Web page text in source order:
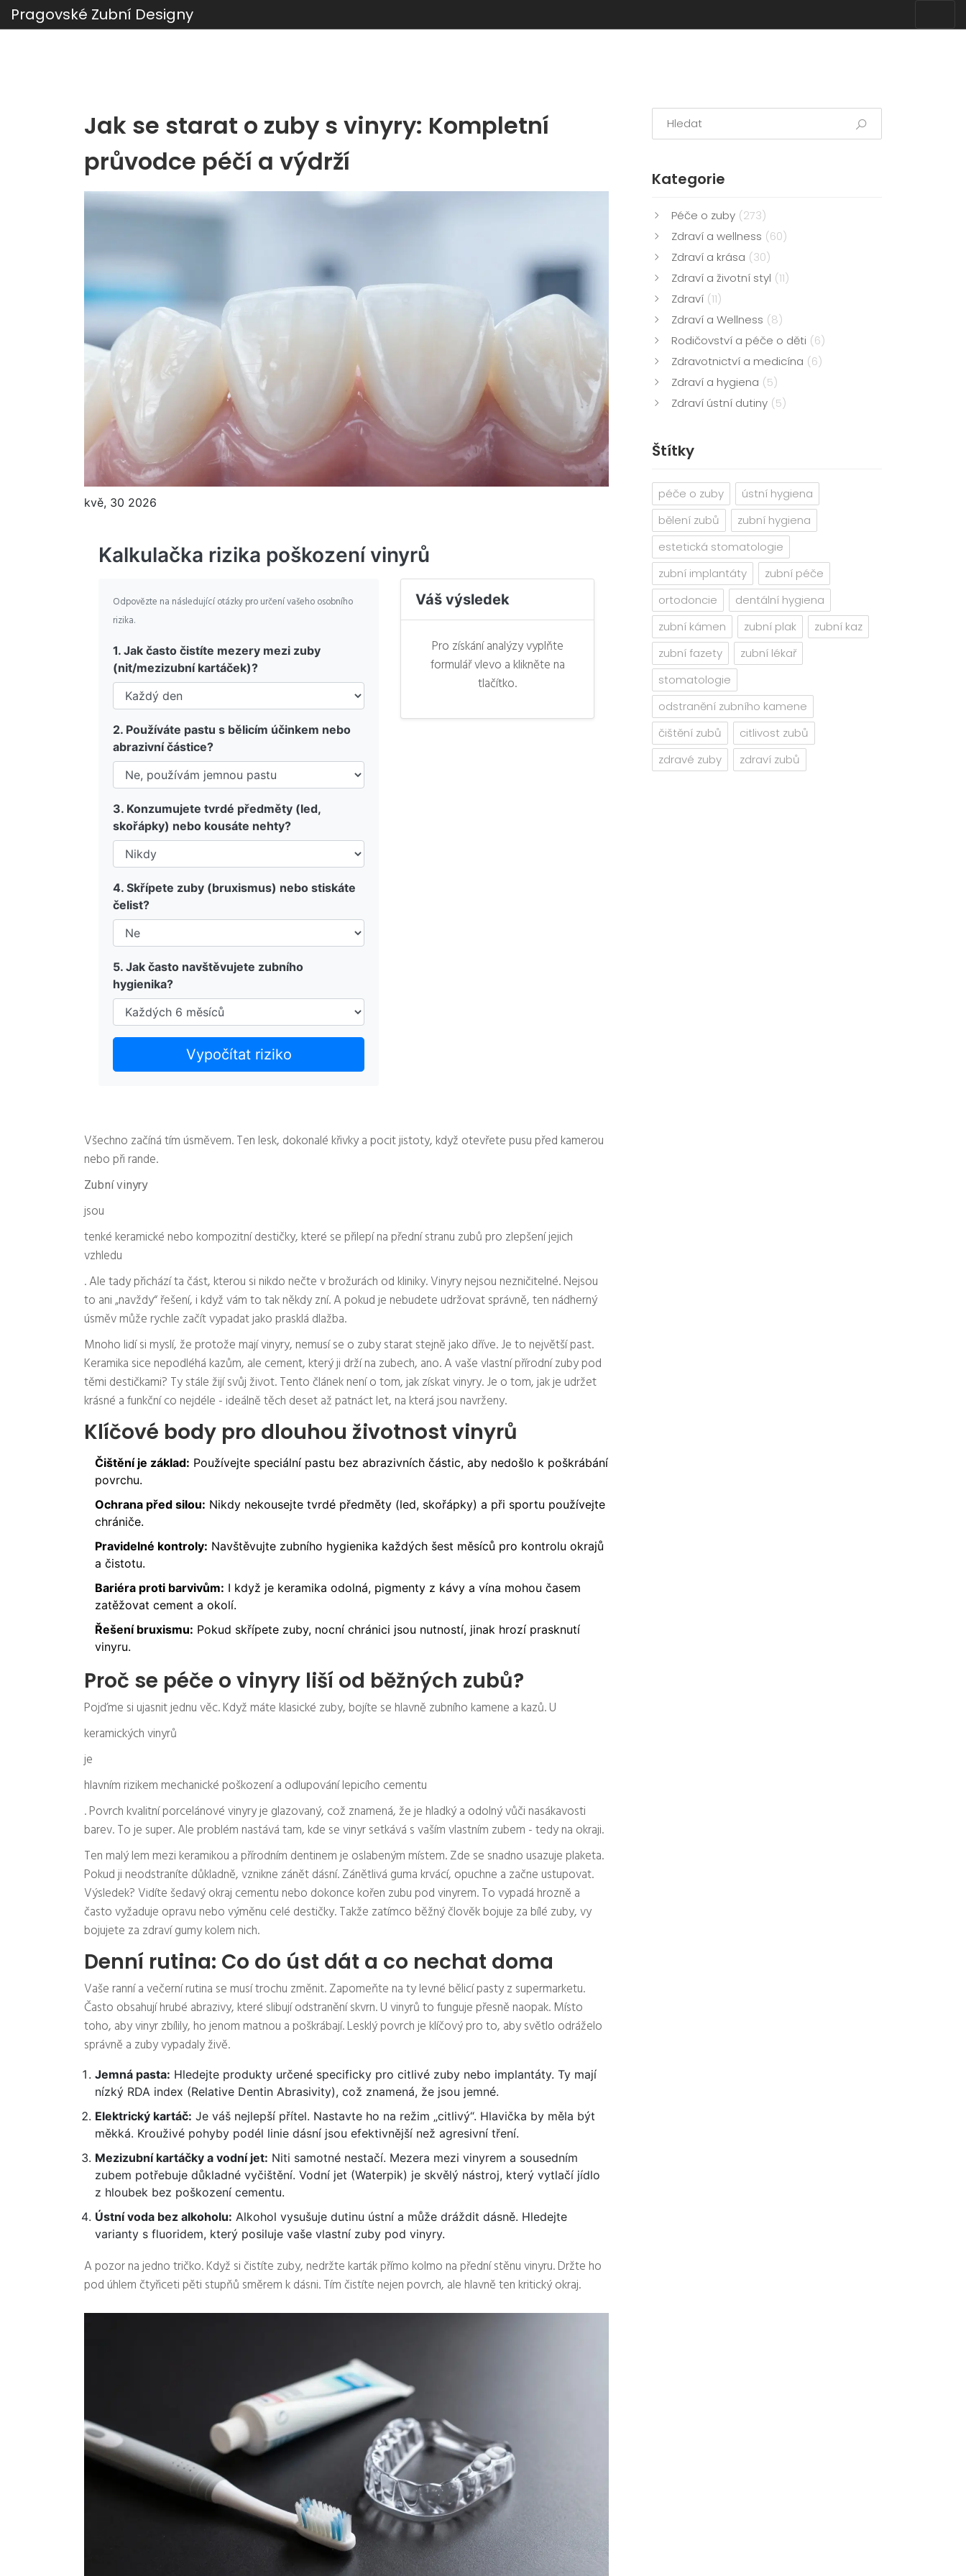
Pragovské Zubní Designy
Jak se starat o zuby s vinyry: Kompletní
průvodce péčí a výdrží
kvě, 30 2026
Kalkulačka rizika poškození vinyrů
Odpovězte na následující otázky pro určení vašeho osobního
rizika.
1. Jak často čistíte mezery mezi zuby
(nit/mezizubní kartáček)?
2. Používáte pastu s bělicím účinkem nebo
abrazivní částice?
3. Konzumujete tvrdé předměty (led,
skořápky) nebo kousáte nehty?
4. Skřípete zuby (bruxismus) nebo stiskáte
čelist?
5. Jak často navštěvujete zubního
hygienika?
Vypočítat riziko
Váš výsledek
Pro získání analýzy vyplňte
formulář vlevo a klikněte na
tlačítko.
Všechno začíná tím úsměvem. Ten lesk, dokonalé křivky a pocit jistoty, když otevřete pusu před kamerou
nebo při rande.
Zubní vinyry
jsou
tenké keramické nebo kompozitní destičky, které se přilepí na přední stranu zubů pro zlepšení jejich
vzhledu
. Ale tady přichází ta část, kterou si nikdo nečte v brožurách od kliniky. Vinyry nejsou nezničitelné. Nejsou
to ani „navždy“ řešení, i když vám to tak někdy zní. A pokud je nebudete udržovat správně, ten nádherný
úsměv může rychle začít vypadat jako prasklá dlažba.
Mnoho lidí si myslí, že protože mají vinyry, nemusí se o zuby starat stejně jako dříve. Je to největší past.
Keramika sice nepodléhá kazům, ale cement, který ji drží na zubech, ano. A vaše vlastní přírodní zuby pod
těmi destičkami? Ty stále žijí svůj život. Tento článek není o tom, jak získat vinyry. Je o tom, jak je udržet
krásné a funkční co nejdéle - ideálně těch deset až patnáct let, na která jsou navrženy.
Klíčové body pro dlouhou životnost vinyrů
Čištění je základ: Používejte speciální pastu bez abrazivních částic, aby nedošlo k poškrábání
povrchu.
Ochrana před silou: Nikdy nekousejte tvrdé předměty (led, skořápky) a při sportu používejte
chrániče.
Pravidelné kontroly: Navštěvujte zubního hygienika každých šest měsíců pro kontrolu okrajů
a čistotu.
Bariéra proti barvivům: I když je keramika odolná, pigmenty z kávy a vína mohou časem
zatěžovat cement a okolí.
Řešení bruxismu: Pokud skřípete zuby, nocní chránici jsou nutností, jinak hrozí prasknutí
vinyru.
Proč se péče o vinyry liší od běžných zubů?
Pojďme si ujasnit jednu věc. Když máte klasické zuby, bojíte se hlavně zubního kamene a kazů. U
keramických vinyrů
je
hlavním rizikem mechanické poškození a odlupování lepicího cementu
. Povrch kvalitní porcelánové vinyry je glazovaný, což znamená, že je hladký a odolný vůči nasákavosti
barev. To je super. Ale problém nastává tam, kde se vinyr setkává s vaším vlastním zubem - tedy na okraji.
Ten malý lem mezi keramikou a přírodním dentinem je oslabeným místem. Zde se snadno usazuje plaketa.
Pokud ji neodstraníte důkladně, vznikne zánět dásní. Zánětlivá guma krvácí, opuchne a začne ustupovat.
Výsledek? Vidíte šedavý okraj cementu nebo dokonce kořen zubu pod vinyrem. To vypadá hrozně a
často vyžaduje opravu nebo výměnu celé destičky. Takže zatímco běžný člověk bojuje za bílé zuby, vy
bojujete za zdraví gumy kolem nich.
Denní rutina: Co do úst dát a co nechat doma
Vaše ranní a večerní rutina se musí trochu změnit. Zapomeňte na ty levné bělicí pasty z supermarketu.
Často obsahují hrubé abrazivy, které slibují odstranění skvrn. U vinyrů to funguje přesně naopak. Místo
toho, aby vinyr zbílily, ho jenom matnou a poškrábají. Lesklý povrch je klíčový pro to, aby světlo odráželo
správně a zuby vypadaly živě.
Jemná pasta: Hledejte produkty určené specificky pro citlivé zuby nebo implantáty. Ty mají
nízký RDA index (Relative Dentin Abrasivity), což znamená, že jsou jemné.
Elektrický kartáč: Je váš nejlepší přítel. Nastavte ho na režim „citlivý“. Hlavička by měla být
měkká. Krouživé pohyby podél linie dásní jsou efektivnější než agresivní tření.
Mezizubní kartáčky a vodní jet: Niti samotné nestačí. Mezera mezi vinyrem a sousedním
zubem potřebuje důkladné vyčištění. Vodní jet (Waterpik) je skvělý nástroj, který vytlačí jídlo
z hloubek bez poškození cementu.
Ústní voda bez alkoholu: Alkohol vysušuje dutinu ústní a může dráždit dásně. Hledejte
varianty s fluoridem, který posiluje vaše vlastní zuby pod vinyry.
A pozor na jedno tričko. Když si čistíte zuby, nedržte karták přímo kolmo na přední stěnu vinyru. Držte ho
pod úhlem čtyřiceti pěti stupňů směrem k dásni. Tím čistíte nejen povrch, ale hlavně ten kritický okraj.
Kategorie
Péče o zuby (273)
Zdraví a wellness (60)
Zdraví a krása (30)
Zdraví a životní styl (11)
Zdraví (11)
Zdraví a Wellness (8)
Rodičovství a péče o děti (6)
Zdravotnictví a medicína (6)
Zdraví a hygiena (5)
Zdraví ústní dutiny (5)
Štítky
péče o zuby
ústní hygiena
bělení zubů
zubní hygiena
estetická stomatologie
zubní implantáty
zubní péče
ortodoncie
dentální hygiena
zubní kámen
zubní plak
zubní kaz
zubní fazety
zubní lékař
stomatologie
odstranění zubního kamene
čištění zubů
citlivost zubů
zdravé zuby
zdraví zubů